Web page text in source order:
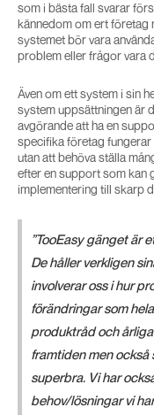
som i bästa fall svarar
kännedom om ert företag
systemet bör vara
problem eller frågor vara
Även om ett system i sin
system uppsättningen är
avgörande att ha en
specifika företag
utan att behöva ställa
efter en support som kan
implementering till skarp
”TooEasy gänget är
De håller verkligen
involverar oss i hur
förändringar som
produktråd och
framtiden men
superbra. Vi har
behov/lösningar vi